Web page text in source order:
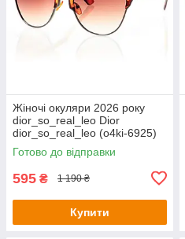
Жіночі окуляри 2026 року
dior_so_real_leo Dior
dior_so_real_leo (o4ki-6925)
Готово до відправки
595 ₴ 1 190 ₴
Купити